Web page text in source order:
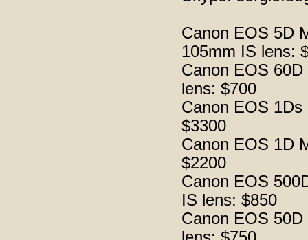
Canon EOS 5D
105mm IS lens:
Canon EOS
lens: $700
Canon EOS
$3300
Canon EOS 1D
$2200
Canon EOS
IS lens: $850
Canon EOS